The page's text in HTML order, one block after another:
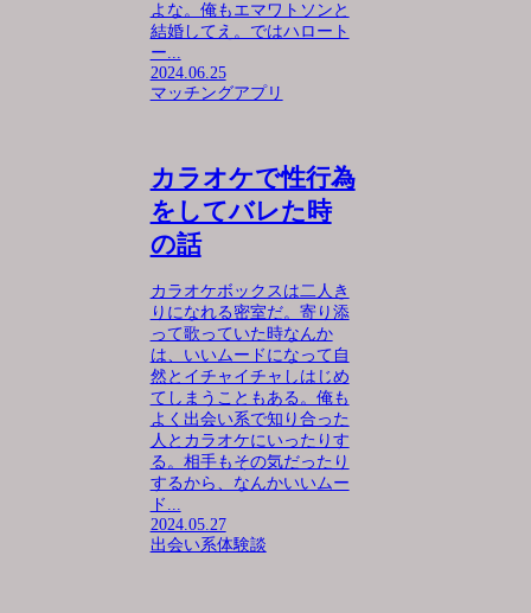
よな。俺もエマワトソンと
結婚してえ。ではハロート
ー...
2024.06.25
マッチングアプリ
カラオケで性行為
をしてバレた時
の話
カラオケボックスは二人き
りになれる密室だ。寄り添
って歌っていた時なんか
は、いいムードになって自
然とイチャイチャしはじめ
てしまうこともある。俺も
よく出会い系で知り合った
人とカラオケにいったりす
る。相手もその気だったり
するから、なんかいいムー
ド...
2024.05.27
出会い系体験談